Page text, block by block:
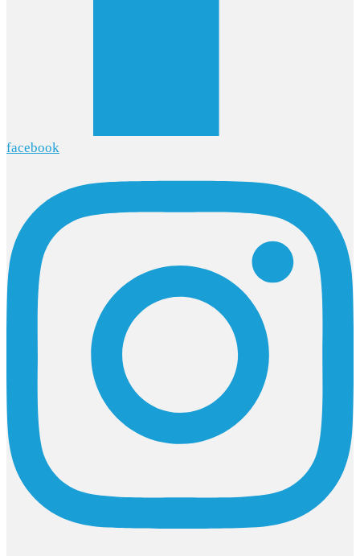
facebook